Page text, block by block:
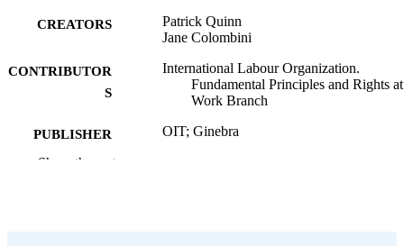
CREATORS
Patrick Quinn
Jane Colombini
CONTRIBUTOR
S
International Labour Organization.
Fundamental Principles and Rights at
Work Branch
PUBLISHER OIT; Ginebra
Show the rest